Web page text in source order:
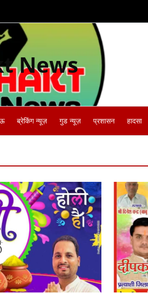
News
ब्रेकिंग न्यूज़ गुड न्यूज़ प्रशासन हादसा